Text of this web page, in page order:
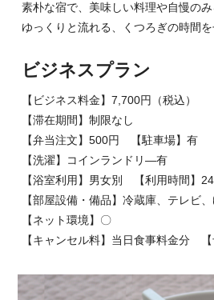
素朴な宿で、美味しい料理や自慢の
ゆっくりと流れる、くつろぎの時間を
ビジネスプラン
【ビジネス料金】7,700円（税込）
【滞在期間】制限なし
【弁当注文】500円 【駐車場】有
【洗濯】コインランドリ―有
【浴室利用】男女別 【利用時間】
【部屋設備・備品】冷蔵庫、テレビ
【ネット環境】〇
【キャンセル料】当日食事料金分